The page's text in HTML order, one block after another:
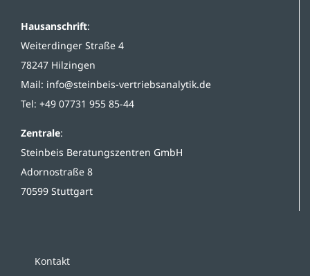
Hausanschrift:
Weiterdinger Straße 4
78247 Hilzingen
Mail: info@steinbeis-vertriebsanalytik.de
Tel: +49 07731 955 85-44
Zentrale:
Steinbeis Beratungszentren GmbH
Adornostraße 8
70599 Stuttgart
Kontakt